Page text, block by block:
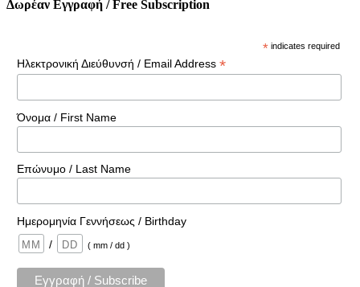
Δωρέαν Εγγραφή / Free Subscription
* indicates required
Ηλεκτρονική Διεύθυνσή / Email Address *
Όνομα / First Name
Επώνυμο / Last Name
Ημερομηνία Γεννήσεως / Birthday
/
( mm / dd )